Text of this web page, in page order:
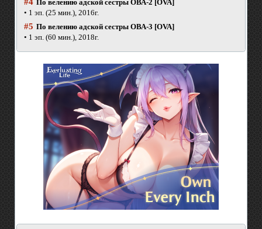
По велению адской сестры ОВА-2 [OVA]
• 1 эп. (25 мин.), 2016г.
#5 По велению адской сестры ОВА-3 [OVA]
• 1 эп. (60 мин.), 2018г.